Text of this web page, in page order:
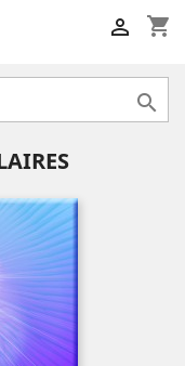
shopping_cart

